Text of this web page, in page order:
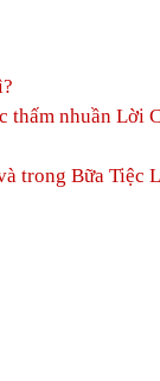
nhuần Lời
trong Bữa Tiệc